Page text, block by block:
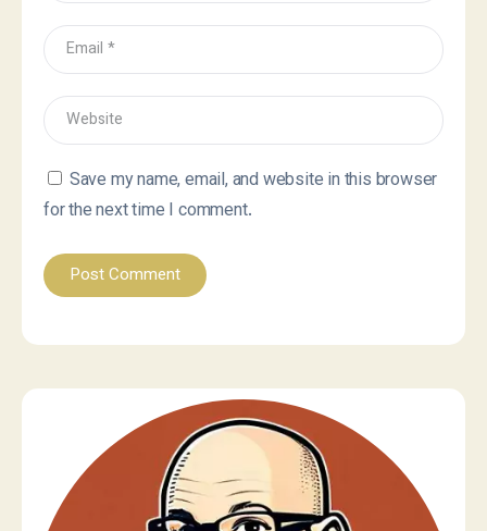
Save my name, email, and website in this browser
for the next time I comment.